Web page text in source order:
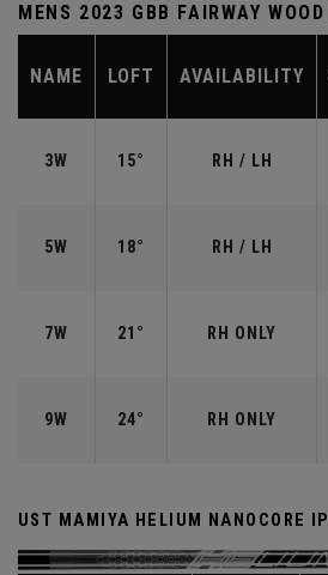
MENS 2023 GBB FAIRWAY
NAME LOFT AVAILABILITY
3W 15° RH / LH
5W 18° RH / LH
7W 21° RH ONLY
9W 24° RH ONLY
UST MAMIYA HELIUM NANOCORE